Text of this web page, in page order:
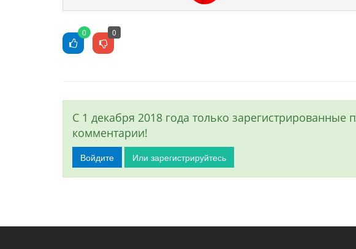
0 0
С 1 декабря 2018 года только зарегистрированные
комментарии!
Войдите Или зарегистрируйтесь